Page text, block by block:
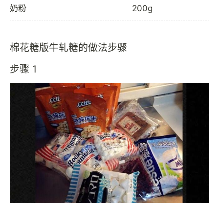
奶粉 200g
棉花糖版牛轧糖的做法步骤
步骤 1